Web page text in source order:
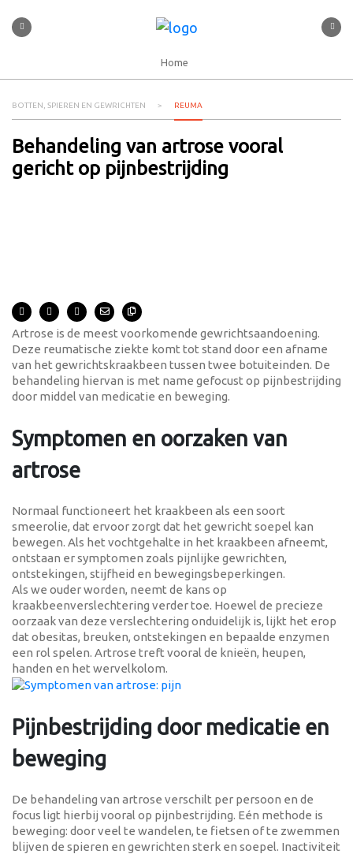
Home
BOTTEN, SPIEREN EN GEWRICHTEN REUMA
Behandeling van artrose vooral
gericht op pijnbestrijding
Artrose is de meest voorkomende gewrichtsaandoening.
Deze reumatische ziekte komt tot stand door een afname
van het gewrichtskraakbeen tussen twee botuiteinden. De
behandeling hiervan is met name gefocust op pijnbestrijding
door middel van medicatie en beweging.
Symptomen en oorzaken van
artrose
Normaal functioneert het kraakbeen als een soort
smeerolie, dat ervoor zorgt dat het gewricht soepel kan
bewegen. Als het vochtgehalte in het kraakbeen afneemt,
ontstaan er symptomen zoals pijnlijke gewrichten,
ontstekingen, stijfheid en bewegingsbeperkingen.
Als we ouder worden, neemt de kans op
kraakbeenverslechtering verder toe. Hoewel de precieze
oorzaak van deze verslechtering onduidelijk is, lijkt het erop
dat obesitas, breuken, ontstekingen en bepaalde enzymen
een rol spelen. Artrose treft vooral de knieën, heupen,
handen en het wervelkolom.
Pijnbestrijding door medicatie en
beweging
De behandeling van artrose verschilt per persoon en de
focus ligt hierbij vooral op pijnbestrijding. Eén methode is
beweging: door veel te wandelen, te fietsen of te zwemmen
blijven de spieren en gewrichten sterk en soepel. Inactiviteit